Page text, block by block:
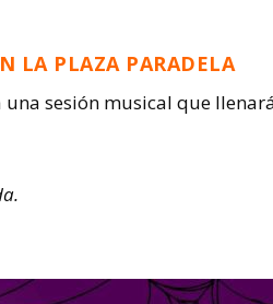
LA PLAZA PARADELA
sesión musical que